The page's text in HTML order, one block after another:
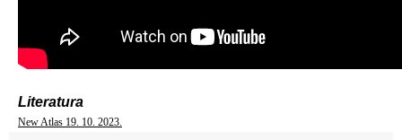
Literatura
New Atlas 19. 10. 2023.